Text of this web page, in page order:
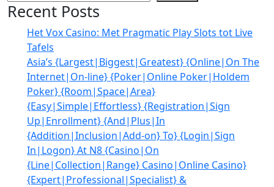
Recent Posts
Het Vox Casino: Met Pragmatic Play Slots tot Live
Tafels
Asia’s {Largest|Biggest|Greatest} {Online|On The
Internet|On-line} {Poker|Online Poker|Holdem
Poker} {Room|Space|Area}
{Easy|Simple|Effortless} {Registration|Sign
Up|Enrollment} {And|Plus|In
{Addition|Inclusion|Add-on} To} {Login|Sign
In|Logon} At N8 {Casino|On
{Line|Collection|Range} Casino|Online Casino}
{Expert|Professional|Specialist} &